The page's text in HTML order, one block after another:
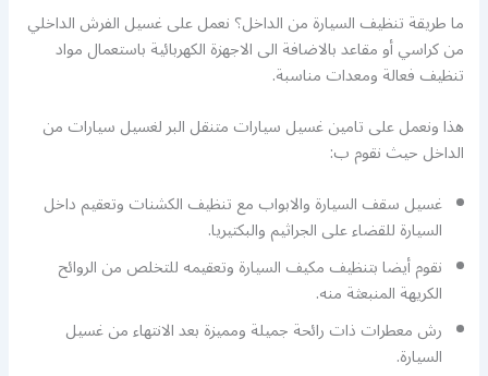
ما طريقة تنظيف السيارة من الداخل؟ نعمل على غسيل الفرش الداخلي
من كراسي أو مقاعد بالاضافة الى الاجهزة الكهربائية باستعمال مواد
تنظيف فعالة ومعدات مناسبة.
هذا ونعمل على تامين غسيل سيارات متنقل البر لغسيل سيارات من
الداخل حيث نقوم ب:
غسيل سقف السيارة والابواب مع تنظيف الكشنات وتعقيم داخل
السيارة للقضاء على الجراثيم والبكتيريا.
نقوم أيضا بتنظيف مكيف السيارة وتعقيمه للتخلص من الروائح
الكريهة المنبعثة منه.
رش معطرات ذات رائحة جميلة ومميزة بعد الانتهاء من غسيل
السيارة.